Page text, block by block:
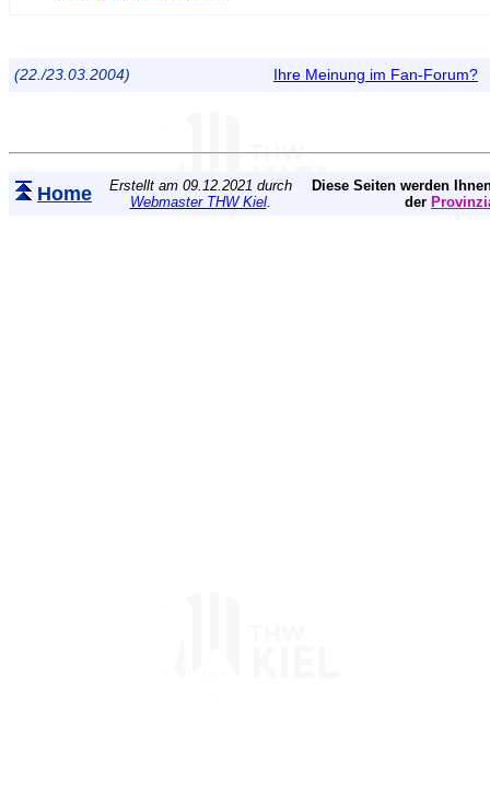
(22./23.03.2004) Ihre Meinung im Fan-Forum?
Home
Erstellt am 09.12.2021 durch
Webmaster THW Kiel.
Diese Seiten werden
der